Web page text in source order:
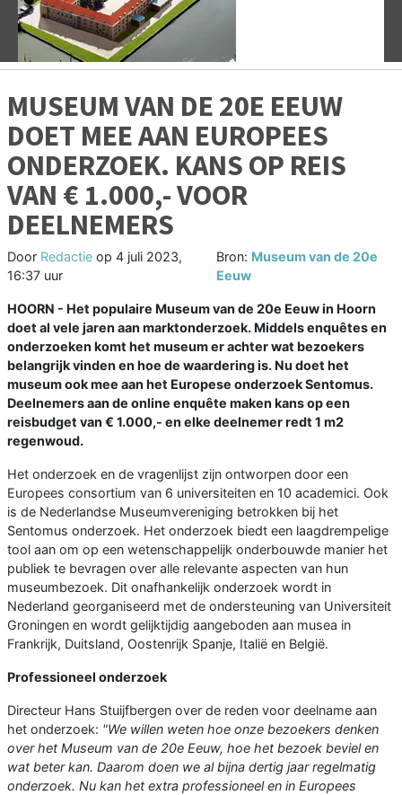
MUSEUM VAN DE 20E EEUW
DOET MEE AAN EUROPEES
ONDERZOEK. KANS OP REIS
VAN € 1.000,- VOOR
DEELNEMERS
Door Redactie op 4 juli 2023,
16:37 uur
Bron: Museum van de 20e
Eeuw
HOORN - Het populaire Museum van de 20e Eeuw in Hoorn
doet al vele jaren aan marktonderzoek. Middels enquêtes en
onderzoeken komt het museum er achter wat bezoekers
belangrijk vinden en hoe de waardering is. Nu doet het
museum ook mee aan het Europese onderzoek Sentomus.
Deelnemers aan de online enquête maken kans op een
reisbudget van € 1.000,- en elke deelnemer redt 1 m2
regenwoud.
Het onderzoek en de vragenlijst zijn ontworpen door een
Europees consortium van 6 universiteiten en 10 academici. Ook
is de Nederlandse Museumvereniging betrokken bij het
Sentomus onderzoek. Het onderzoek biedt een laagdrempelige
tool aan om op een wetenschappelijk onderbouwde manier het
publiek te bevragen over alle relevante aspecten van hun
museumbezoek. Dit onafhankelijk onderzoek wordt in
Nederland georganiseerd met de ondersteuning van Universiteit
Groningen en wordt gelijktijdig aangeboden aan musea in
Frankrijk, Duitsland, Oostenrijk Spanje, Italië en België.
Professioneel onderzoek
Directeur Hans Stuijfbergen over de reden voor deelname aan
het onderzoek: "We willen weten hoe onze bezoekers denken
over het Museum van de 20e Eeuw, hoe het bezoek beviel en
wat beter kan. Daarom doen we al bijna dertig jaar regelmatig
onderzoek. Nu kan het extra professioneel en in Europees